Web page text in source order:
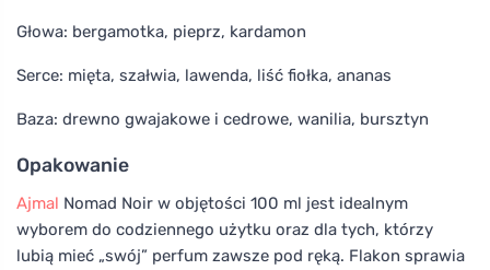
Głowa: bergamotka, pieprz, kardamon
Serce: mięta, szałwia, lawenda, liść fiołka, ananas
Baza: drewno gwajakowe i cedrowe, wanilia, bursztyn
Opakowanie
Ajmal Nomad Noir w objętości 100 ml jest idealnym
wyborem do codziennego użytku oraz dla tych, którzy
lubią mieć „swój” perfum zawsze pod ręką. Flakon sprawia